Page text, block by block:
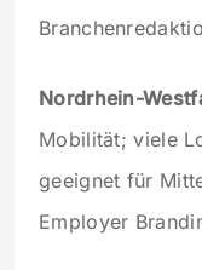
Nordrhein-
Mobilität; viele
geeignet für
Employer